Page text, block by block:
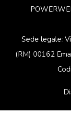
Sede legale:
(RM) 00162